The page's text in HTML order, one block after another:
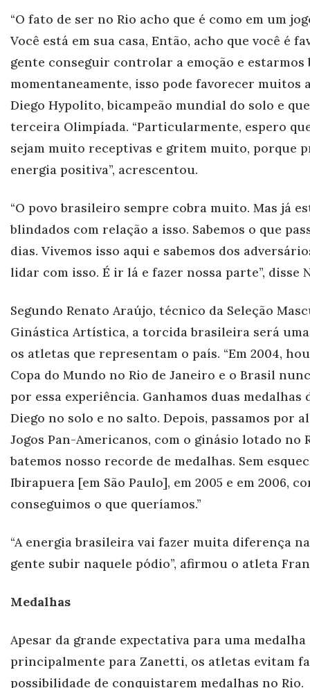
“O fato de ser no Rio acho que é como em um
Você está em sua casa, Então, acho que você é
gente conseguir controlar a emoção e estarmos
momentaneamente, isso pode favorecer muitos
Diego Hypolito, bicampeão mundial do solo e
terceira Olimpíada. “Particularmente, espero
sejam muito receptivas e gritem muito, porque
energia positiva”, acrescentou.
“O povo brasileiro sempre cobra muito. Mas já
blindados com relação a isso. Sabemos o que
dias. Vivemos isso aqui e sabemos dos
lidar com isso. É ir lá e fazer nossa parte”, disse
Segundo Renato Araújo, técnico da Seleção
Ginástica Artística, a torcida brasileira será
os atletas que representam o país. “Em 2004,
Copa do Mundo no Rio de Janeiro e o Brasil
por essa experiência. Ganhamos duas medalhas
Diego no solo e no salto. Depois, passamos por
Jogos Pan-Americanos, com o ginásio lotado no
batemos nosso recorde de medalhas. Sem
Ibirapuera [em São Paulo], em 2005 e em 2006,
conseguimos o que queríamos.”
“A energia brasileira vai fazer muita diferença
gente subir naquele pódio”, afirmou o atleta
Medalhas
Apesar da grande expectativa para uma
principalmente para Zanetti, os atletas evitam
possibilidade de conquistarem medalhas no Rio.